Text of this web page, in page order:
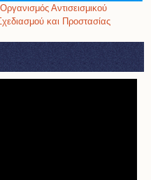
Οργανισμός Αντισεισμικού
και Προστασίας